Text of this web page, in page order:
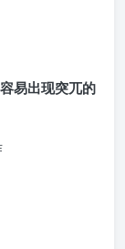
易出现突兀的